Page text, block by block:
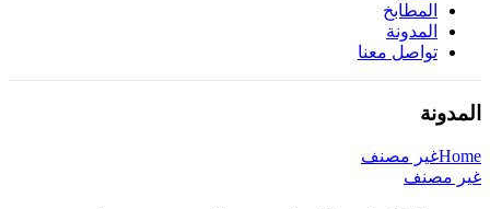
المطابخ
المدونة
تواصل معنا
المدونة
Homeغير مصنف
غير مصنف